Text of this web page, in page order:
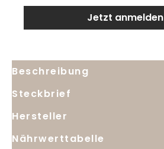
Jetzt anmelden
Beschreibung
Steckbrief
Hersteller
Nährwerttabelle